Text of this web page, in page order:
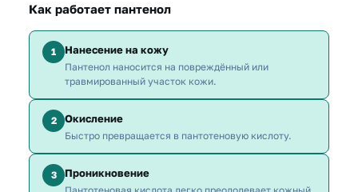
Как работает пантенол
1 Нанесение на кожу
Пантенол наносится на повреждённый или
травмированный участок кожи.
2 Окисление
Быстро превращается в пантотеновую кислоту.
3 Проникновение